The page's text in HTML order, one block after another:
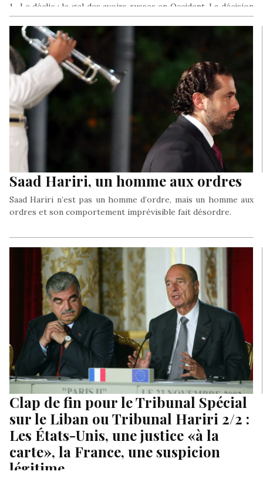
1- Le déclic : le gel des avoirs russes en Occident. La décision
de l’OTAN de geler les avoirs russes…
Saad Hariri, un homme aux ordres
Saad Hariri n’est pas un homme d’ordre, mais un homme aux
ordres et son comportement imprévisible fait désordre.
Clap de fin pour le Tribunal Spécial
sur le Liban ou Tribunal Hariri 2/2 :
Les États-Unis, une justice «à la
carte», la France, une suspicion
légitime